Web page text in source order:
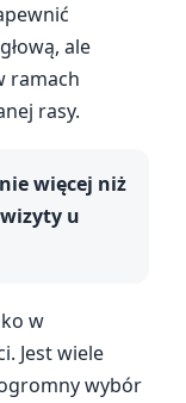
ale
ramach
rasy.
więcej niż
u
w
Jest wiele
wybór